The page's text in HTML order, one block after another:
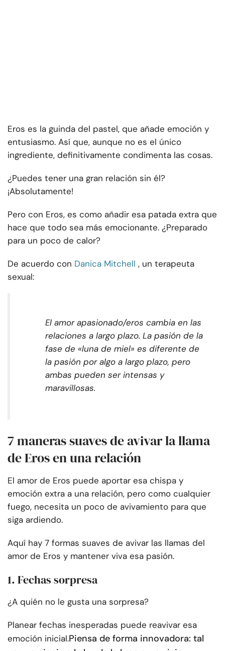
Eros es la guinda del pastel, que añade emoción y
entusiasmo. Así que, aunque no es el único
ingrediente, definitivamente condimenta las cosas.
¿Puedes tener una gran relación sin él?
¡Absolutamente!
Pero con Eros, es como añadir esa patada extra que
hace que todo sea más emocionante. ¿Preparado
para un poco de calor?
De acuerdo con Danica Mitchell , un terapeuta
sexual:
El amor apasionado/eros cambia en las
relaciones a largo plazo. La pasión de la
fase de «luna de miel» es diferente de
la pasión por algo a largo plazo, pero
ambas pueden ser intensas y
maravillosas.
7 maneras suaves de avivar la llama
de Eros en una relación
El amor de Eros puede aportar esa chispa y
emoción extra a una relación, pero como cualquier
fuego, necesita un poco de avivamiento para que
siga ardiendo.
Aquí hay 7 formas suaves de avivar las llamas del
amor de Eros y mantener viva esa pasión.
1. Fechas sorpresa
¿A quién no le gusta una sorpresa?
Planear fechas inesperadas puede reavivar esa
emoción inicial.Piensa de forma innovadora: tal